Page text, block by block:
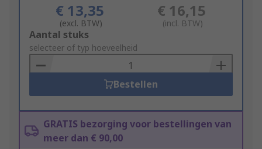
€ 13,35
(excl. BTW)
€ 16,15
(incl. BTW)
Add
to
Basket
Aantal stuks
selecteer of typ hoeveelheid
Bestellen
GRATIS bezorging voor bestellingen van
meer dan € 90,00